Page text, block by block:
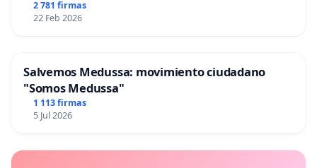
2 781 firmas
22 Feb 2026
Salvemos Medussa: movimiento ciudadano
"Somos Medussa"
1 113 firmas
5 Jul 2026